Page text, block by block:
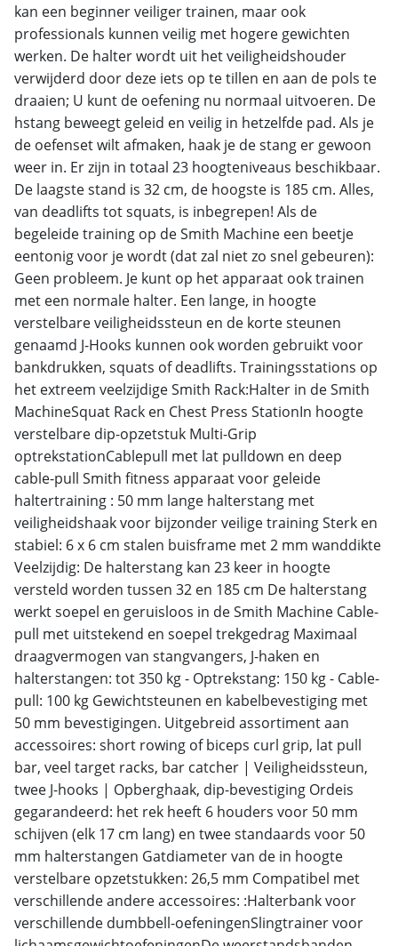
kan een beginner veiliger trainen, maar ook
professionals kunnen veilig met hogere gewichten
werken. De halter wordt uit het veiligheidshouder
verwijderd door deze iets op te tillen en aan de pols te
draaien; U kunt de oefening nu normaal uitvoeren. De
hstang beweegt geleid en veilig in hetzelfde pad. Als je
de oefenset wilt afmaken, haak je de stang er gewoon
weer in. Er zijn in totaal 23 hoogteniveaus beschikbaar.
De laagste stand is 32 cm, de hoogste is 185 cm. Alles,
van deadlifts tot squats, is inbegrepen! Als de
begeleide training op de Smith Machine een beetje
eentonig voor je wordt (dat zal niet zo snel gebeuren):
Geen probleem. Je kunt op het apparaat ook trainen
met een normale halter. Een lange, in hoogte
verstelbare veiligheidssteun en de korte steunen
genaamd J-Hooks kunnen ook worden gebruikt voor
bankdrukken, squats of deadlifts. Trainingsstations op
het extreem veelzijdige Smith Rack:Halter in de Smith
MachineSquat Rack en Chest Press StationIn hoogte
verstelbare dip-opzetstuk Multi-Grip
optrekstationCablepull met lat pulldown en deep
cable-pull Smith fitness apparaat voor geleide
haltertraining : 50 mm lange halterstang met
veiligheidshaak voor bijzonder veilige training Sterk en
stabiel: 6 x 6 cm stalen buisframe met 2 mm wanddikte
Veelzijdig: De halterstang kan 23 keer in hoogte
versteld worden tussen 32 en 185 cm De halterstang
werkt soepel en geruisloos in de Smith Machine Cable-
pull met uitstekend en soepel trekgedrag Maximaal
draagvermogen van stangvangers, J-haken en
halterstangen: tot 350 kg - Optrekstang: 150 kg - Cable-
pull: 100 kg Gewichtsteunen en kabelbevestiging met
50 mm bevestigingen. Uitgebreid assortiment aan
accessoires: short rowing of biceps curl grip, lat pull
bar, veel target racks, bar catcher | Veiligheidssteun,
twee J-hooks | Opberghaak, dip-bevestiging Ordeis
gegarandeerd: het rek heeft 6 houders voor 50 mm
schijven (elk 17 cm lang) en twee standaards voor 50
mm halterstangen Gatdiameter van de in hoogte
verstelbare opzetstukken: 26,5 mm Compatibel met
verschillende andere accessoires: :Halterbank voor
verschillende dumbbell-oefeningenSlingtrainer voor